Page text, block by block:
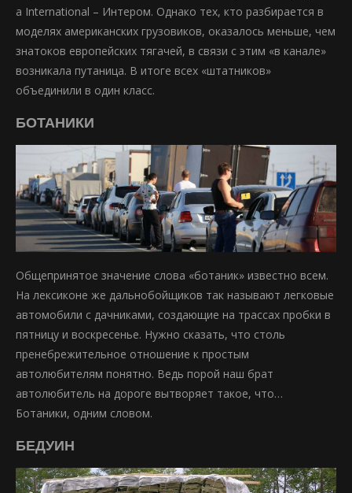
а International – Интером. Однако тех, кто разбирается в
моделях американских грузовиков, оказалось меньше, чем
знатоков европейских тягачей, в связи с этим «в канале»
возникала путаница. В итоге всех «штатников»
объединили в один класс.
БОТАНИКИ
Общепринятое значение слова «ботаник» известно всем.
На лексиконе же дальнобойщиков так называют легковые
автомобили с дачниками, создающие на трассах пробки в
пятницу и воскресенье. Нужно сказать, что столь
пренебрежительное отношение к простым
автолюбителям понятно. Ведь порой наш брат
автолюбитель на дороге вытворяет такое, что…
Ботаники, одним словом.
БЕДУИН